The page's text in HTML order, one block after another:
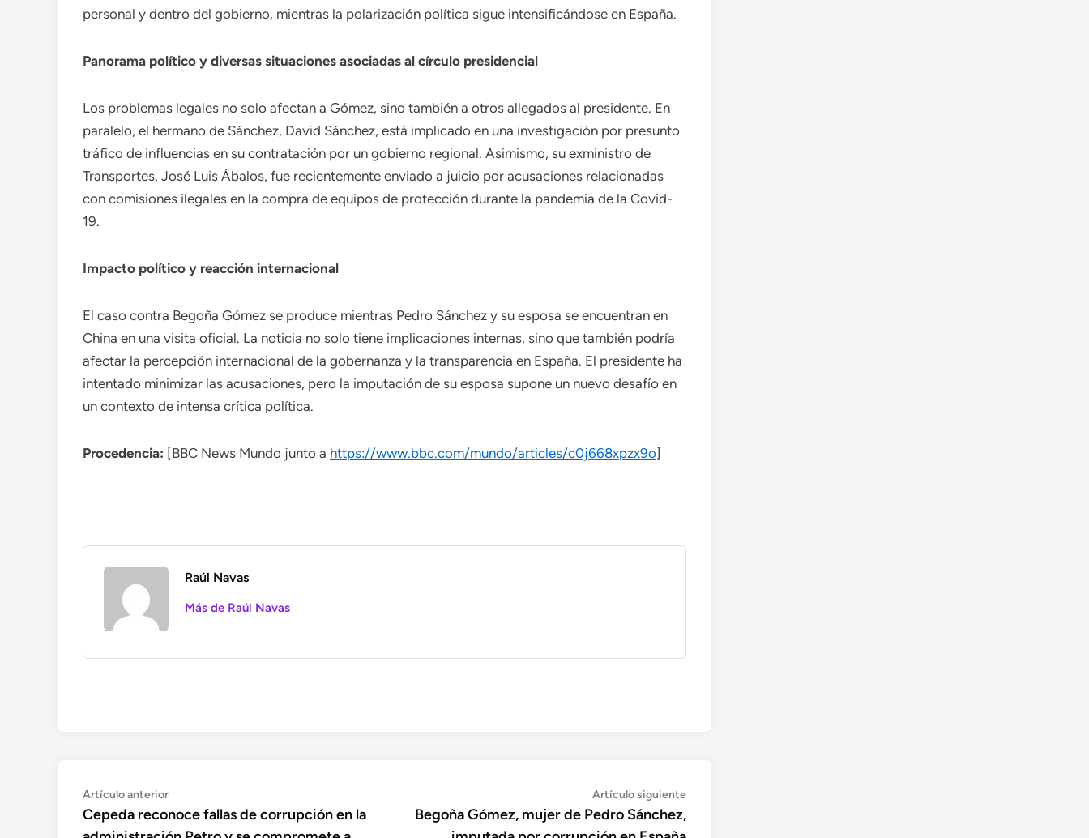
personal y dentro del gobierno, mientras la polarización política sigue intensificándose en España.
Panorama político y diversas situaciones asociadas al círculo presidencial
Los problemas legales no solo afectan a Gómez, sino también a otros allegados al presidente. En
paralelo, el hermano de Sánchez, David Sánchez, está implicado en una investigación por presunto
tráfico de influencias en su contratación por un gobierno regional. Asimismo, su exministro de
Transportes, José Luis Ábalos, fue recientemente enviado a juicio por acusaciones relacionadas
con comisiones ilegales en la compra de equipos de protección durante la pandemia de la Covid-
19.
Impacto político y reacción internacional
El caso contra Begoña Gómez se produce mientras Pedro Sánchez y su esposa se encuentran en
China en una visita oficial. La noticia no solo tiene implicaciones internas, sino que también podría
afectar la percepción internacional de la gobernanza y la transparencia en España. El presidente ha
intentado minimizar las acusaciones, pero la imputación de su esposa supone un nuevo desafío en
un contexto de intensa crítica política.
Procedencia: [BBC News Mundo junto a https://www.bbc.com/mundo/articles/c0j668xpzx9o]
Raúl Navas
Más de Raúl Navas
Navegación
de
Artículo anteriorArtículo
anterior:
Cepeda reconoce fallas de corrupción en la
Artículo siguienteArtículo
Begoña Gómez, mujer de Pedro Sánchez,